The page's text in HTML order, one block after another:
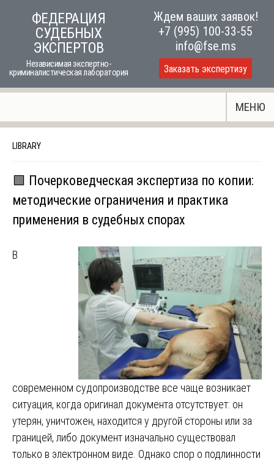
ФЕДЕРАЦИЯ
СУДЕБНЫХ
ЭКСПЕРТОВ
Независимая экспертно-
криминалистическая лаборатория
Ждем ваших заявок!
+7 (995) 100-33-55
info@fse.ms
Заказать экспертизу
МЕНЮ
LIBRARY
🟩 Почерковедческая экспертиза по копии:
методические ограничения и практика
применения в судебных спорах
В
современном судопроизводстве все чаще возникает
ситуация, когда оригинал документа отсутствует: он
утерян, уничтожен, находится у другой стороны или за
границей, либо документ изначально существовал
только в электронном виде. Однако спор о подлинности